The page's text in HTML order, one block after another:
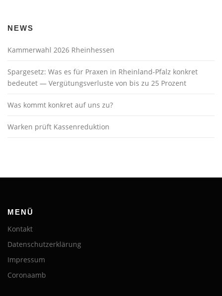
NEWS
Kammerwahl 2026 Rheinhessen
Spargesetz: Was es für Praxen in Rheinland-Pfalz konkret
bedeutet — Vergütungsverluste von bis zu 25 Prozent
Was kommt konkret auf uns zu?
Warken prüft Kassenreduktion
MENÜ
Kontakt
Datenschutzerklärung
Impressum
Coronaamb